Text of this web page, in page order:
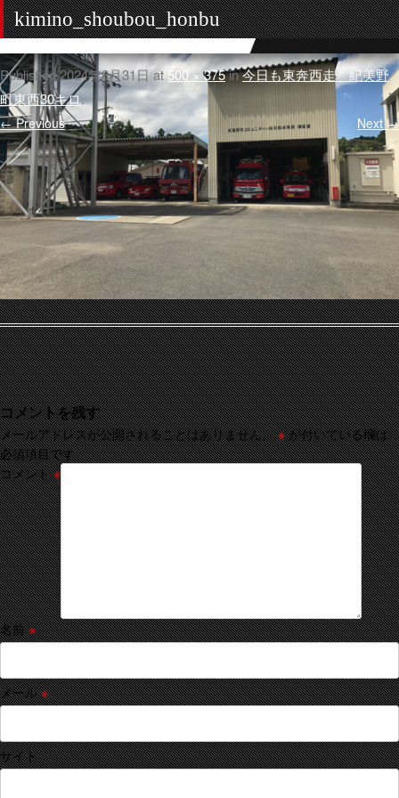
kimino_shoubou_honbu
Published2024年8月31日at500 × 375in今日も東奔西走 紀美野
町東西30キロ.
← Previous Next →
コメントを残す
メールアドレスが公開されることはありません。 ※が付いている欄は
必須項目です
コメント※
名前※
メール※
サイト